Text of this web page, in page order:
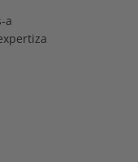
a